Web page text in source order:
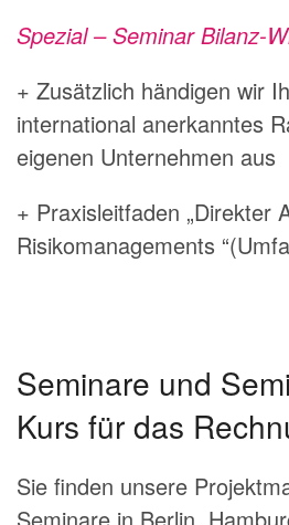
Spezial – Seminar Bilanz-
+ Zusätzlich händigen wir
international anerkanntes
eigenen Unternehmen aus
+ Praxisleitfaden „Direkter
Risikomanagements
Seminare und
Kurs für das
Sie finden unsere
Seminare in Berlin,